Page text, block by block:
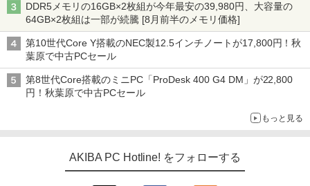
DDR5メモリの16GB×2枚組が今年最安の39,980円、大容量の
64GB×2枚組は一部が続騰 [8月前半のメモリ価格]
第10世代Core Y搭載のNEC製12.5インチノートが17,800円！秋
葉原で中古PCセール
第8世代Core搭載のミニPC「ProDesk 400 G4 DM」が22,800
円！秋葉原で中古PCセール
もっと見る
AKIBA PC Hotline! をフォローする